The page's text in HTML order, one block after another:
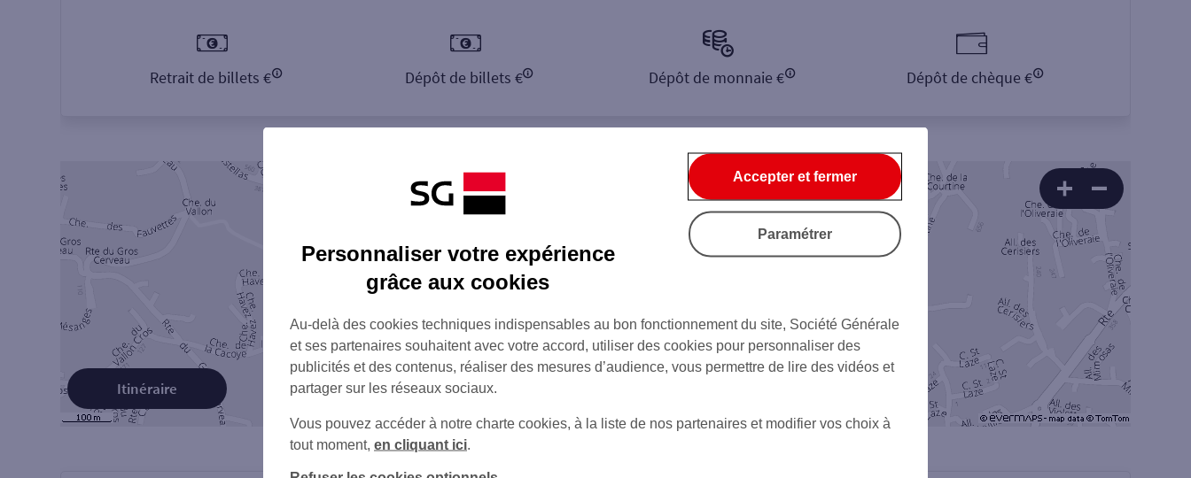
Retrait de billets € Dépôt de billets € Dépôt de monnaie € Dépôt de chèque €
Itinéraire
Personnaliser votre expérience
grâce aux cookies
Au-delà des cookies techniques indispensables au bon fonctionnement du site, Société Générale
et ses partenaires souhaitent avec votre accord, utiliser des cookies pour personnaliser des
publicités et des contenus, réaliser des mesures d’audience, vous permettre de lire des vidéos et
partager sur les réseaux sociaux.
Vous pouvez accéder à notre charte cookies, à la liste de nos partenaires et modifier vos choix à
tout moment, en cliquant ici
Accepter et fermer
Paramétrer